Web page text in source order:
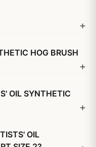
HOG BRUSH
OIL SYNTHETIC
OIL